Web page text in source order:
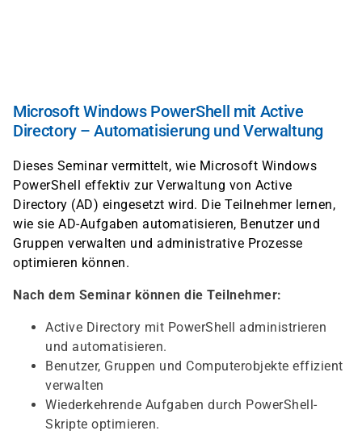
Microsoft Windows PowerShell mit Active
Directory – Automatisierung und Verwaltung
Dieses Seminar vermittelt, wie Microsoft Windows
PowerShell effektiv zur Verwaltung von Active
Directory (AD) eingesetzt wird. Die Teilnehmer lernen,
wie sie AD-Aufgaben automatisieren, Benutzer und
Gruppen verwalten und administrative Prozesse
optimieren können.
Nach dem Seminar können die Teilnehmer:
Active Directory mit PowerShell administrieren
und automatisieren.
Benutzer, Gruppen und Computerobjekte effizient
verwalten
Wiederkehrende Aufgaben durch PowerShell-
Skripte optimieren.